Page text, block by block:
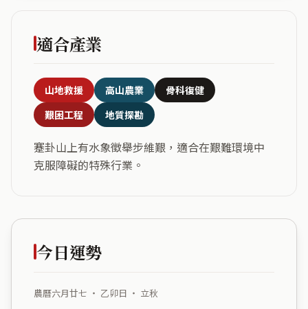
適合產業
山地救援 高山農業
骨科復健
艱困工程
地質探勘
蹇卦山上有水象徵舉步維艱，適合在艱難環境中
克服障礙的特殊行業。
今日運勢
農曆六月廿七 ・ 乙卯日 ・ 立秋